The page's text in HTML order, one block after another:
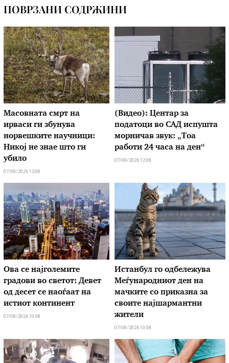
ПОВРЗАНИ СОДРЖИНИ
Масовната смрт на
ирваси ги збунува
норвешките научници:
Никој не знае што ги
убило
07/08/2026 13:08
(Видео): Центар за
податоци во САД испушта
морничав звук: „Тоа
работи 24 часа на ден“
07/08/2026 12:08
Ова се најголемите
градови во светот: Девет
од десет се наоѓаат на
истиот континент
07/08/2026 10:08
Истанбул го одбележува
Меѓународниот ден на
мачките со приказна за
своите најшармантни
жители
07/08/2026 10:08